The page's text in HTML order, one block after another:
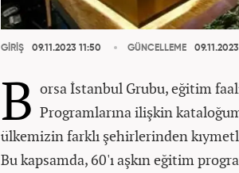
GİRİŞ 09.11.2023 11:50 GÜNCELLEME
B orsa İstanbul Grubu, eğitim
Programlarına ilişkin
ülkemizin farklı şehirlerinden
Bu kapsamda, 60'ı aşkın eğitim